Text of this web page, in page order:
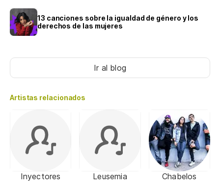
13 canciones sobre la igualdad de género y los
derechos de las mujeres
Ir al blog
Artistas relacionados
Inyectores Leusemia Chabelos